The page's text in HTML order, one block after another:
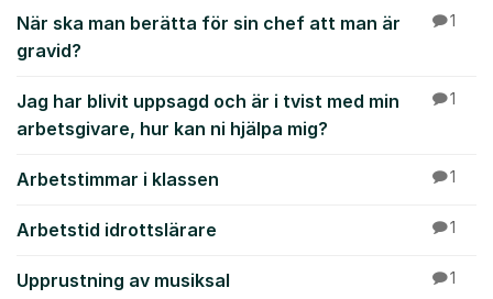
När ska man berätta för sin chef att man är
gravid?
1
Jag har blivit uppsagd och är i tvist med min
arbetsgivare, hur kan ni hjälpa mig?
1
Arbetstimmar i klassen 1
Arbetstid idrottslärare 1
Upprustning av musiksal 1